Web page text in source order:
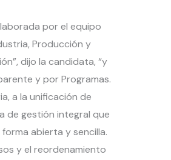
por el equipo
Producción y
dijo la candidata, “y
y por Programas.
a la unificación de
de gestión integral que
abierta y sencilla.
y el reordenamiento